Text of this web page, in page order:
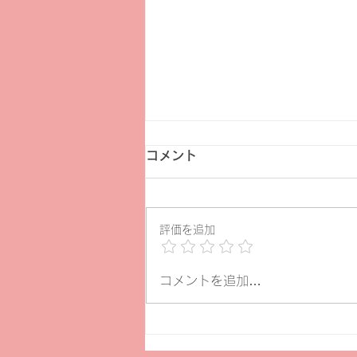
ヨムデス7月29日
コメント
評価を追加
コメントを追加…